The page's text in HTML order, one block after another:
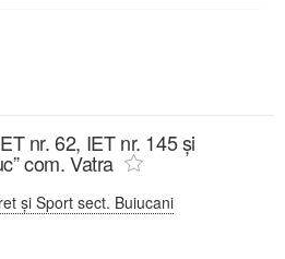
nr. 62, IET nr. 145 și
com. Vatra
şi Sport sect. Buiucani